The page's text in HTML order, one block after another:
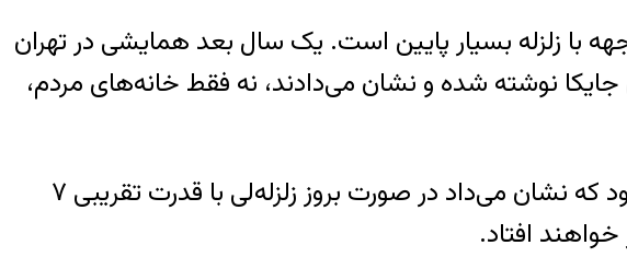
با زلزله بسیار پایین است. یک سال بعد همایشی در تهران
نوشته شده و نشان می‌دادند، نه فقط خانه‌های مردم،
در یکی از این مقالات تاثیر زلزله روی محورهای ارتباطی درون‌شهری شبیه‌سازی شده بود که نشان می‌داد در صورت بروز زلزله‌لی با قدرت تقریبی ۷
افتاد.